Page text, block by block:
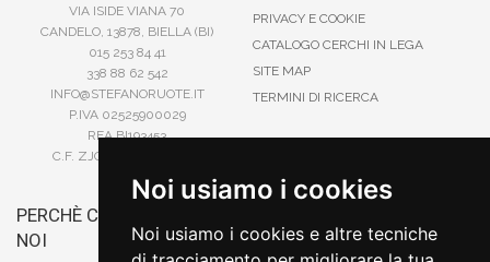
Noi usiamo i cookies
Noi usiamo i cookies e altre tecniche
VIA ISIDE VIANA 70
CANDELO, 13878, BIELLA (BI)
015 253 84 41
338 88 62 542
INFO@STEFANORUOTE.IT
P.IVA 02525900029
REA BI193453
C.F. ZJOSFN73H14A859X
PRIVACY E COOKIE
CATALOGO CERCHI IN LEGA
SITE MAP
TERMINI DI RICERCA
PERCHÈ COMPRARE DA
NOI
CARTA DI CREDITO